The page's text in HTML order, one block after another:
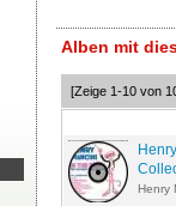
Alben mit
[Zeige 1-10 von
Henry